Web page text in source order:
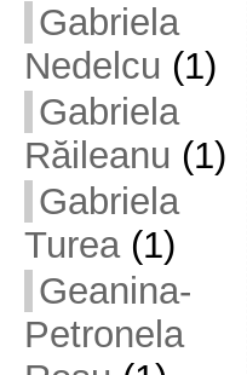
Gabriela
Nedelcu (1)
Gabriela
Răileanu (1)
Gabriela
Turea(1)
Geanina-
Petronela